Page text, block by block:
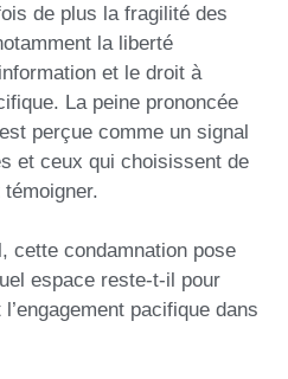
de plus la fragilité des
la liberté
et le droit à
La peine prononcée
perçue comme un signal
et ceux qui choisissent de
cette condamnation pose
espace reste-t-il pour
pacifique dans